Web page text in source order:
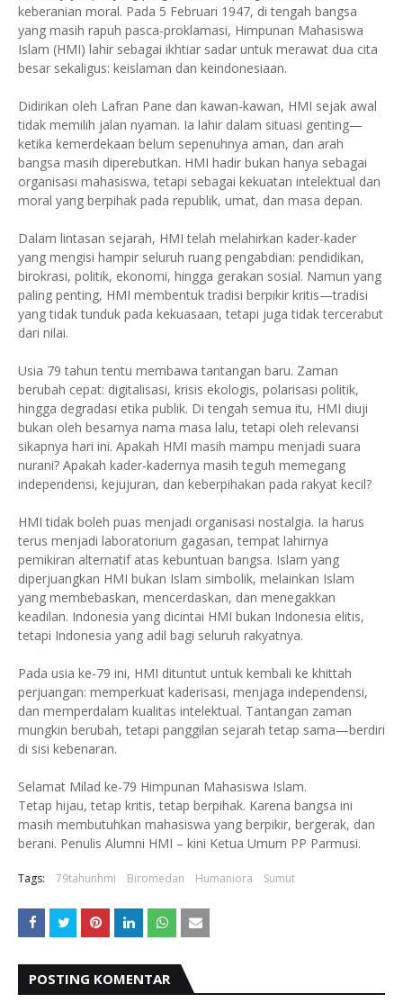
keberanian moral. Pada 5 Februari 1947, di tengah bangsa
yang masih rapuh pasca-proklamasi, Himpunan Mahasiswa
Islam (HMI) lahir sebagai ikhtiar sadar untuk merawat dua cita
besar sekaligus: keislaman dan keindonesiaan.
Didirikan oleh Lafran Pane dan kawan-kawan, HMI sejak awal
tidak memilih jalan nyaman. Ia lahir dalam situasi genting—
ketika kemerdekaan belum sepenuhnya aman, dan arah
bangsa masih diperebutkan. HMI hadir bukan hanya sebagai
organisasi mahasiswa, tetapi sebagai kekuatan intelektual dan
moral yang berpihak pada republik, umat, dan masa depan.
Dalam lintasan sejarah, HMI telah melahirkan kader-kader
yang mengisi hampir seluruh ruang pengabdian: pendidikan,
birokrasi, politik, ekonomi, hingga gerakan sosial. Namun yang
paling penting, HMI membentuk tradisi berpikir kritis—tradisi
yang tidak tunduk pada kekuasaan, tetapi juga tidak tercerabut
dari nilai.
Usia 79 tahun tentu membawa tantangan baru. Zaman
berubah cepat: digitalisasi, krisis ekologis, polarisasi politik,
hingga degradasi etika publik. Di tengah semua itu, HMI diuji
bukan oleh besarnya nama masa lalu, tetapi oleh relevansi
sikapnya hari ini. Apakah HMI masih mampu menjadi suara
nurani? Apakah kader-kadernya masih teguh memegang
independensi, kejujuran, dan keberpihakan pada rakyat kecil?
HMI tidak boleh puas menjadi organisasi nostalgia. Ia harus
terus menjadi laboratorium gagasan, tempat lahirnya
pemikiran alternatif atas kebuntuan bangsa. Islam yang
diperjuangkan HMI bukan Islam simbolik, melainkan Islam
yang membebaskan, mencerdaskan, dan menegakkan
keadilan. Indonesia yang dicintai HMI bukan Indonesia elitis,
tetapi Indonesia yang adil bagi seluruh rakyatnya.
Pada usia ke-79 ini, HMI dituntut untuk kembali ke khittah
perjuangan: memperkuat kaderisasi, menjaga independensi,
dan memperdalam kualitas intelektual. Tantangan zaman
mungkin berubah, tetapi panggilan sejarah tetap sama—berdiri
di sisi kebenaran.
Selamat Milad ke-79 Himpunan Mahasiswa Islam.
Tetap hijau, tetap kritis, tetap berpihak. Karena bangsa ini
masih membutuhkan mahasiswa yang berpikir, bergerak, dan
berani. Penulis Alumni HMI – kini Ketua Umum PP Parmusi.
Tags: 79tahunhmi Biromedan Humaniora Sumut
POSTING KOMENTAR